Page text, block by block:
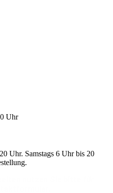
Uhr
Uhr. Samstags 6 Uhr bis 20